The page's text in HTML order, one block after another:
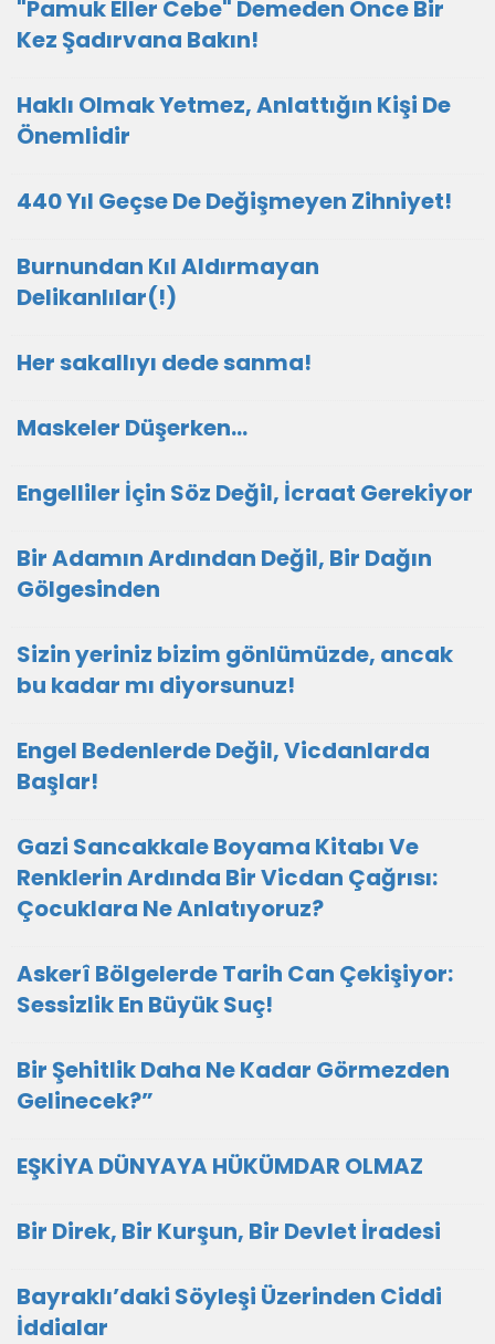
"Pamuk Eller Cebe" Demeden Önce Bir
Kez Şadırvana Bakın!
Haklı Olmak Yetmez, Anlattığın Kişi De
Önemlidir
440 Yıl Geçse De Değişmeyen Zihniyet!
Burnundan Kıl Aldırmayan
Delikanlılar(!)
Her sakallıyı dede sanma!
Maskeler Düşerken…
Engelliler İçin Söz Değil, İcraat Gerekiyor
Bir Adamın Ardından Değil, Bir Dağın
Gölgesinden
Sizin yeriniz bizim gönlümüzde, ancak
bu kadar mı diyorsunuz!
Engel Bedenlerde Değil, Vicdanlarda
Başlar!
Gazi Sancakkale Boyama Kitabı Ve
Renklerin Ardında Bir Vicdan Çağrısı:
Çocuklara Ne Anlatıyoruz?
Askerî Bölgelerde Tarih Can Çekişiyor:
Sessizlik En Büyük Suç!
Bir Şehitlik Daha Ne Kadar Görmezden
Gelinecek?”
EŞKİYA DÜNYAYA HÜKÜMDAR OLMAZ
Bir Direk, Bir Kurşun, Bir Devlet İradesi
Bayraklı’daki Söyleşi Üzerinden Ciddi
İddialar